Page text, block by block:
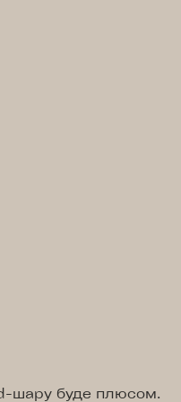
шару буде плюсом.